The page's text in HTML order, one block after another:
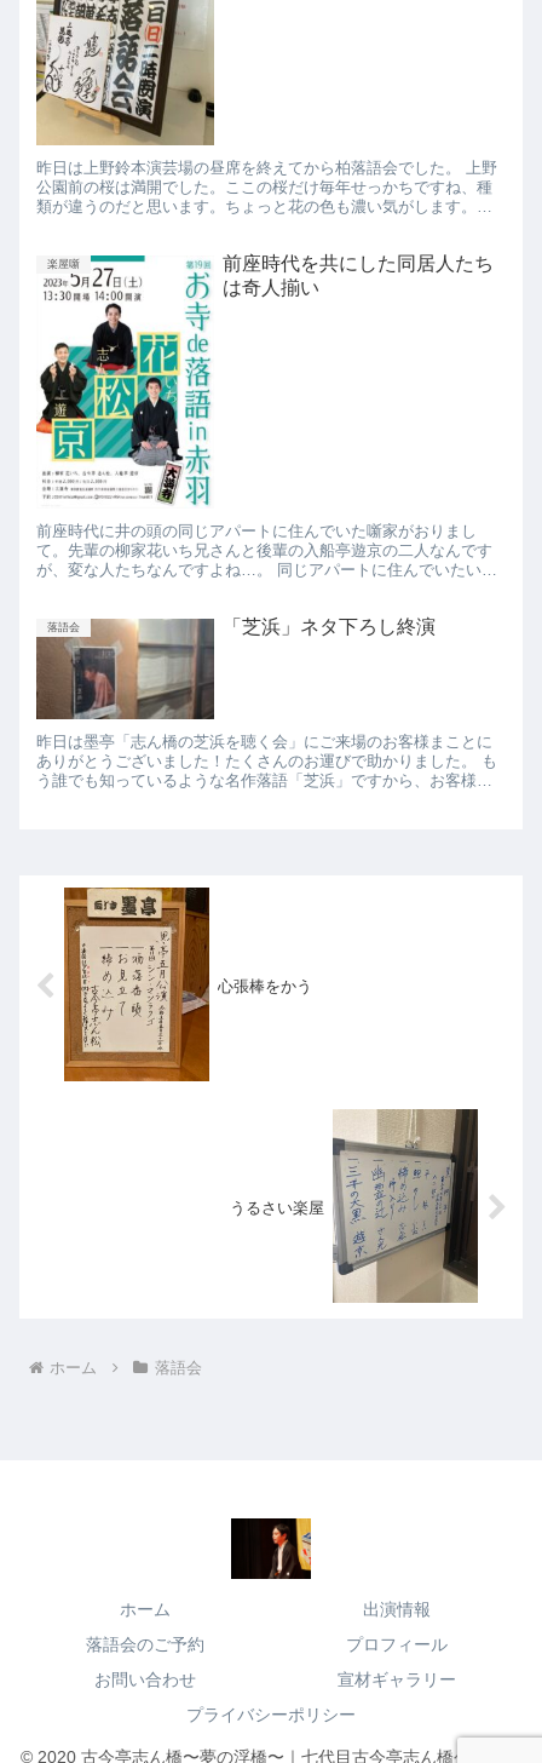
昨日は上野鈴本演芸場の昼席を終えてから柏落語会でした。 上野
公園前の桜は満開でした。ここの桜だけ毎年せっかちですね、種
類が違うのだと思います。ちょっと花の色も濃い気がします。鈴
楽屋噺
前座時代を共にした同居人たち
は奇人揃い
前座時代に井の頭の同じアパートに住んでいた噺家がおりまし
て。先輩の柳家花いち兄さんと後輩の入船亭遊京の二人なんです
が、変な人たちなんですよね…。 同じアパートに住んでいたいと
落語会 「芝浜」ネタ下ろし終演
昨日は墨亭「志ん橋の芝浜を聴く会」にご来場のお客様まことに
ありがとうございました！たくさんのお運びで助かりました。 も
う誰でも知っているような名作落語「芝浜」ですから、お客様が
心張棒をかう
うるさい楽屋
ホーム 落語会
ホーム
出演情報
落語会のご予約
プロフィール
お問い合わせ
宣材ギャラリー
プライバシーポリシー
© 2020 古今亭志ん橋〜夢の浮橋〜｜七代目古今亭志ん橋公式サイ